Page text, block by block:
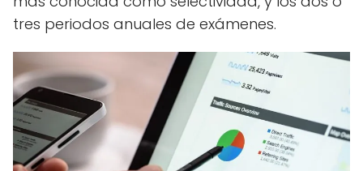
tres periodos anuales de exámenes.